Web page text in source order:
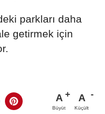
parkları daha
getirmek için
A
Büyüt
A
Küçült